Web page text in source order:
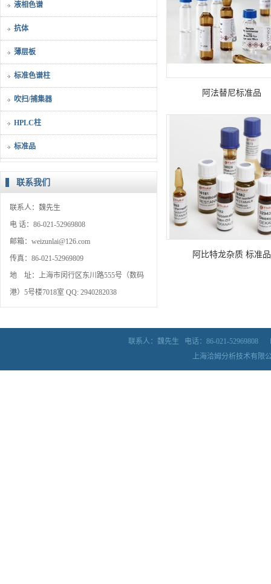
液相色谱
抗体
薄层板
标准色谱柱
吹扫/捕集器
HPLC柱
标准品
联系我们
联系人：魏先生
电 话：86-021-52969808
邮箱：weizunlai@126.com
传真：86-021-52969809
地 址：上海市闵行区东川路555号（数码
港）5号楼7018室 QQ: 2940282038
阿法替尼标准品
阿比特龙杂质 标准品
联系人：魏先生 电话：86-021-52969808
上海洽姆分析技术有限